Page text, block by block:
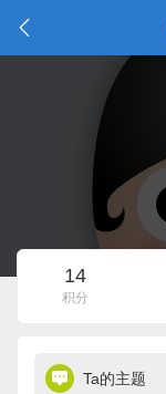
14
积分
Ta的主题